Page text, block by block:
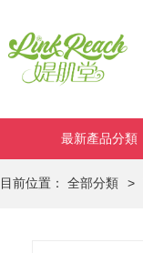
最新產品分類
目前位置： 全部分類 >